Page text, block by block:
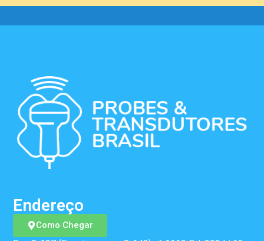
Como Chegar
Endereço